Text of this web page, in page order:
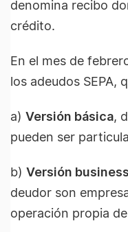
denomina recibo
crédito.
En el mes de
los adeudos SEPA,
a) Versión básica,
pueden ser
b) Versión business
deudor son
operación propia